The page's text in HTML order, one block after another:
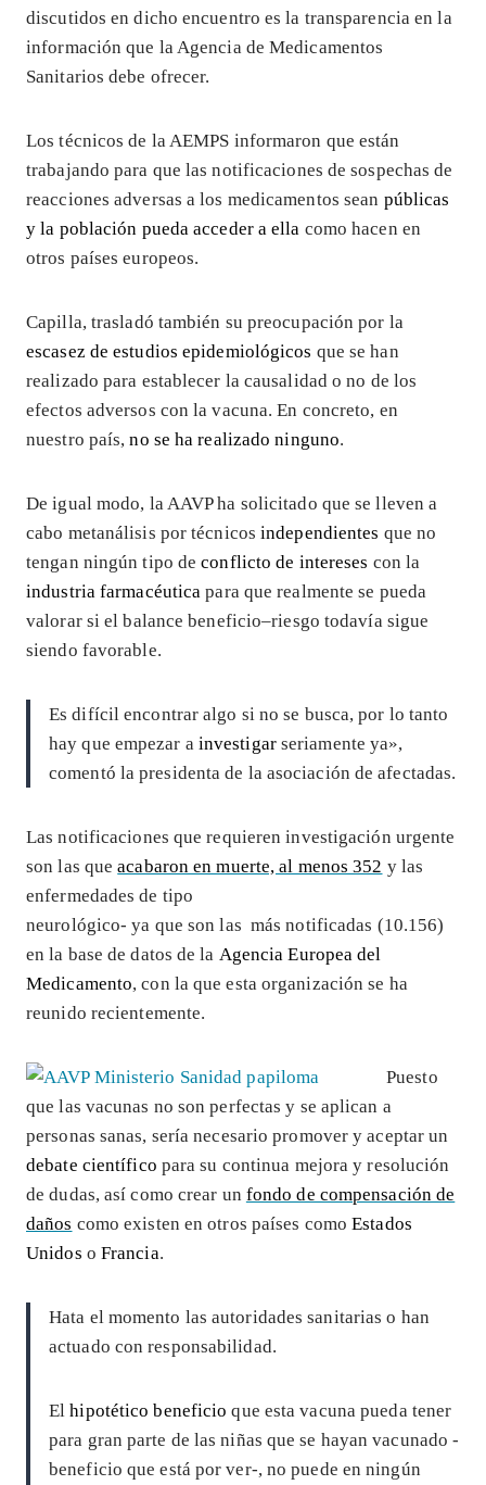
discutidos en dicho encuentro es la transparencia en la
información que la Agencia de Medicamentos
Sanitarios debe ofrecer.
Los técnicos de la AEMPS informaron que están
trabajando para que las notificaciones de sospechas de
reacciones adversas a los medicamentos sean públicas
y la población pueda acceder a ella como hacen en
otros países europeos.
Capilla, trasladó también su preocupación por la
escasez de estudios epidemiológicos que se han
realizado para establecer la causalidad o no de los
efectos adversos con la vacuna. En concreto, en
nuestro país,no se ha realizado ninguno.
De igual modo, la AAVP ha solicitado que se lleven a
cabo metanálisis por técnicosindependientes que no
tengan ningún tipo deconflicto de intereses con la
industria farmacéutica para que realmente se pueda
valorar si el balance beneficio–riesgo todavía sigue
siendo favorable.
Es difícil encontrar algo si no se busca, por lo tanto
hay que empezar a investigarseriamente ya»,
comentó la presidenta de la asociación de afectadas.
Las notificaciones que requieren investigación urgente
son las queacabaron en muerte, al menos 352 y las
enfermedades de tipo
neurológico- ya que son las más notificadas (10.156)
en la base de datos de la Agencia Europea del
Medicamento, con la que esta organización se ha
reunido recientemente.
Puesto
que las vacunas no son perfectas y se aplican a
personas sanas, sería necesario promover y aceptar un
debate científico para su continua mejora y resolución
de dudas, así como crear un fondo de compensación de
daños como existen en otros países comoEstados
Unidos o Francia.
Hata el momento las autoridades sanitarias o han
actuado con responsabilidad.
Elhipotético beneficio que esta vacuna pueda tener
para gran parte de las niñas que se hayan vacunado -
beneficio que está por ver-, no puede en ningún